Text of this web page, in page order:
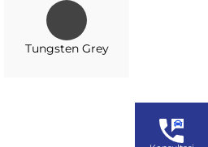
Tungsten Grey